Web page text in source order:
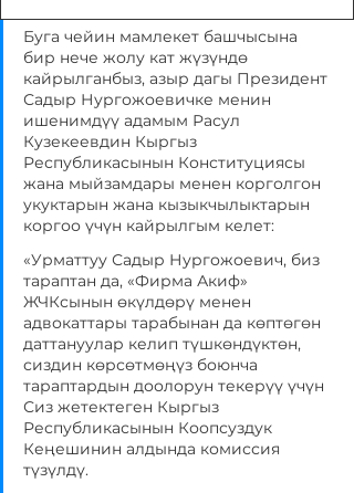
Буга чейин мамлекет башчысына
бир нече жолу кат жүзүндө
кайрылганбыз, азыр дагы Президент
Садыр Нургожоевичке менин
ишенимдүү адамым Расул
Кузекеевдин Кыргыз
Республикасынын Конституциясы
жана мыйзамдары менен корголгон
укуктарын жана кызыкчылыктарын
коргоо үчүн кайрылгым келет:
«Урматтуу Садыр Нургожоевич, биз
тараптан да, «Фирма Акиф»
ЖЧКсынын өкүлдөрү менен
адвокаттары тарабынан да көптөгөн
даттануулар келип түшкөндүктөн,
сиздин көрсөтмөңүз боюнча
тараптардын доолорун текерүү үчүн
Сиз жетектеген Кыргыз
Республикасынын Коопсуздук
Кеңешинин алдында комиссия
түзүлдү.